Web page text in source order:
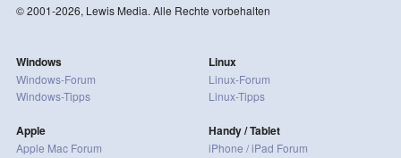
© 2001-2026, Lewis Media. Alle Rechte vorbehalten
Windows
Windows-Forum
Windows-Tipps
Apple
Apple Mac Forum
Linux
Linux-Forum
Linux-Tipps
Handy / Tablet
iPhone / iPad Forum